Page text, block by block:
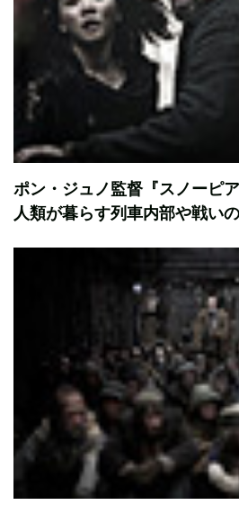
ポン・ジュノ監督『スノーピ
人類が暮らす列車内部や戦い